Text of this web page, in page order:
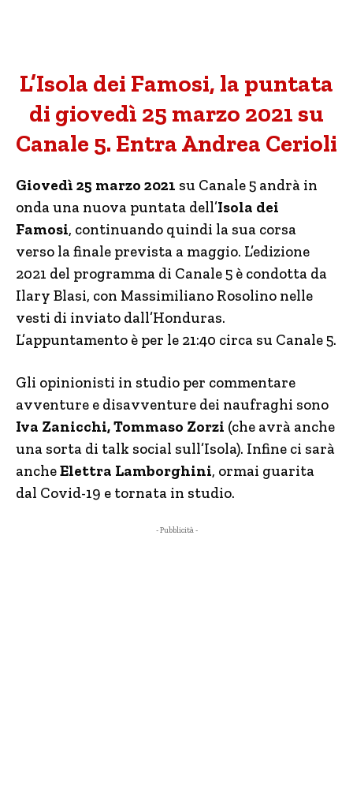
L’Isola dei Famosi, la puntata
di giovedì 25 marzo 2021 su
Canale 5. Entra Andrea Cerioli
Giovedì 25 marzo 2021 su Canale 5 andrà in
onda una nuova puntata dell’Isola dei
Famosi, continuando quindi la sua corsa
verso la finale prevista a maggio. L’edizione
2021 del programma di Canale 5 è condotta da
Ilary Blasi, con Massimiliano Rosolino nelle
vesti di inviato dall’Honduras.
L’appuntamento è per le 21:40 circa su Canale 5.
Gli opinionisti in studio per commentare
avventure e disavventure dei naufraghi sono
Iva Zanicchi, Tommaso Zorzi (che avrà anche
una sorta di talk social sull’Isola). Infine ci sarà
ancheElettra Lamborghini, ormai guarita
dal Covid-19 e tornata in studio.
- Pubblicità -